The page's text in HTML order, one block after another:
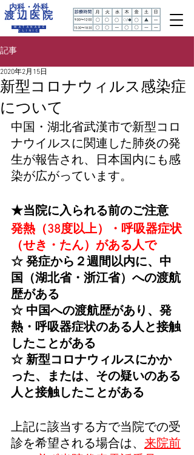
内科・外科
渡 辺 医 院
WATANABE
CLINIC
記事
新型コロナウィルス感染症
について
2020年2月15日
中国・湖北省武漢市で新型コロ
ナウイルスに関連した肺炎の発
生が報告され、日本国内にも感
染が広がっています。
★当院に入られる前のご注意
発熱（38度以上）・呼吸器症状
（せき・たん）がある人で
☆ 発症から２週間以内に、中
国（湖北省・浙江省）への渡航
歴がある
☆ 中国への渡航歴があり、発
熱・呼吸器症状のある人と接触
したことがある
☆ 新型コロナウィルスにかか
った、または、その疑いのある
人と接触したことがある
上記に該当する方で当院での受
診を希望される場合は、 来院前